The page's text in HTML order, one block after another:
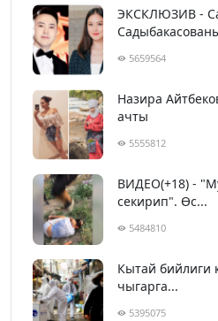
ЭКСКЛЮЗИВ -
5659564
Назира
ачты
5555812
ВИДЕО(+18) -
секирип". Өс...
5484810
Кытай бийлиги
чыгарга...
5395075